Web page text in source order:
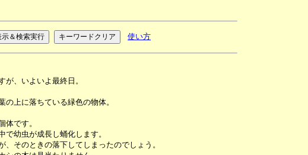
使い方
、いよいよ最終日。
上に落ちている緑色の物体。
体です。
幼虫が成長し蛹化します。
そのときの落下してしまったのでしょう。